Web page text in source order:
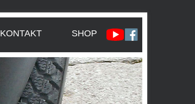
KONTAKT
SHOP